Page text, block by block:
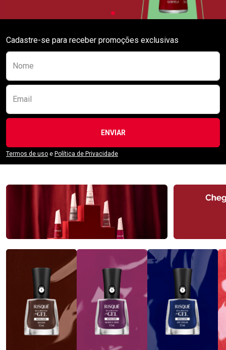
Cadastre-se para receber promoções exclusivas
Nome
Email
ENVIAR
Termos de uso e Política de Privacidade